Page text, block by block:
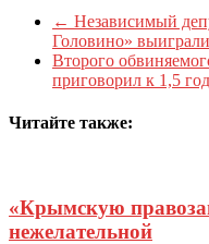
← Независимый
Головино»
Второго
приговорил к 1,5
Читайте также:
«Крымскую
нежелательной